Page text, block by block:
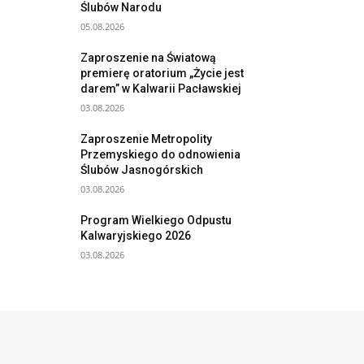
Ślubów Narodu
05.08.2026
Zaproszenie na Światową
premierę oratorium „Życie jest
darem” w Kalwarii Pacławskiej
03.08.2026
Zaproszenie Metropolity
Przemyskiego do odnowienia
Ślubów Jasnogórskich
03.08.2026
Program Wielkiego Odpustu
Kalwaryjskiego 2026
03.08.2026